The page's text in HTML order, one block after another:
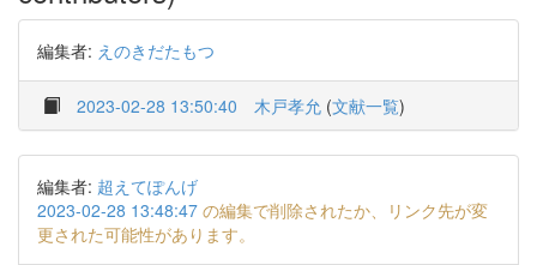
編集者: えのきだたもつ
2023-02-28 13:50:40 木戸孝允 (文献一覧)
編集者: 超えてぽんげ
2023-02-28 13:48:47 の編集で削除されたか、リンク先が変
更された可能性があります。